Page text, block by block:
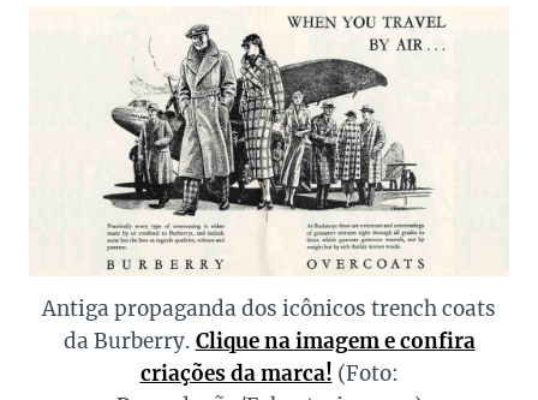
Antiga propaganda dos icônicos trench coats
da Burberry. Clique na imagem e confira
criações da marca! (Foto: